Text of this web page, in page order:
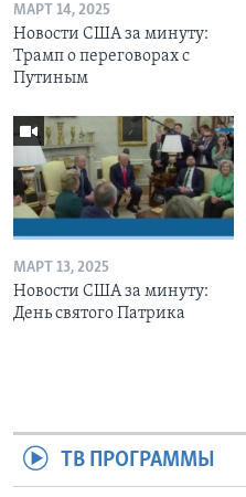
МАРТ 14, 2025
Новости США за минуту:
Трамп о переговорах с
Путиным
МАРТ 13, 2025
Новости США за минуту:
День святого Патрика
ТВ ПРОГРАММЫ